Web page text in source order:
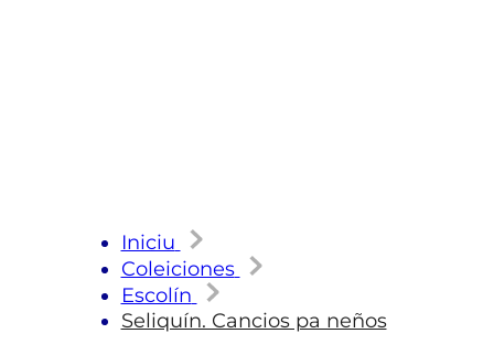
Iniciu
Coleiciones
Escolín
Seliquín. Cancios pa neños